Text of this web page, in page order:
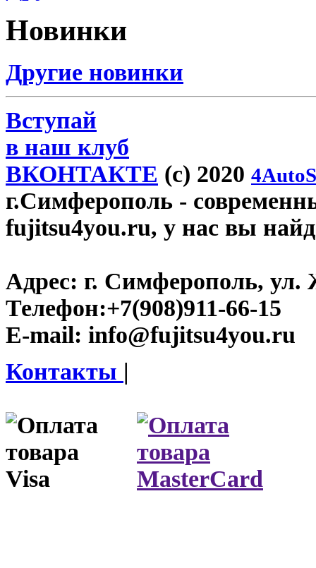
Новинки
Другие новинки
Вступай
в наш клуб
ВКОНТАКТЕ (c) 2020
г.Симферополь -
fujitsu4you.ru, у нас вы
Адрес: г. Симферополь, ул.
Телефон:+7(908)911-66-15
E-mail: info@fujitsu4you.ru
Контакты |